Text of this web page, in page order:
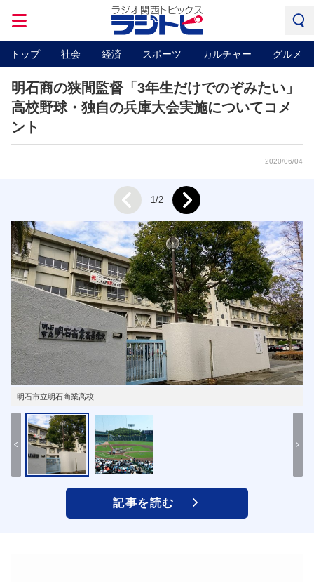
トップ 社会 経済 スポーツ カルチャー グルメ
明石商の狭間監督「3年生だけでのぞみたい」
高校野球・独自の兵庫大会実施についてコメ
ント
2020/06/04
明石市立明石商業高校
Prev 1/2 Next
記事を読む